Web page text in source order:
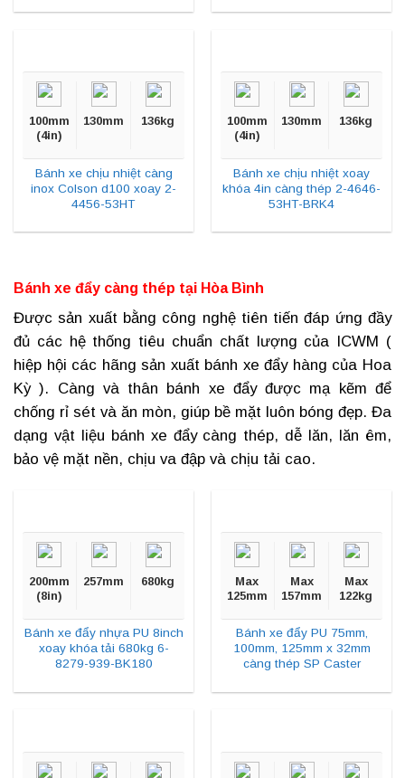
100mm
(4in)
130mm 136kg
Bánh xe chịu nhiệt càng
inox Colson d100 xoay 2-
4456-53HT
100mm
(4in)
130mm 136kg
Bánh xe chịu nhiệt xoay
khóa 4in càng thép 2-4646-
53HT-BRK4
Bánh xe đẩy càng thép tại Hòa Bình
Được sản xuất bằng công nghệ tiên tiến đáp ứng đầy
đủ các hệ thống tiêu chuẩn chất lượng của ICWM (
hiệp hội các hãng sản xuất bánh xe đẩy hàng của Hoa
Kỳ ). Càng và thân bánh xe đẩy được mạ kẽm để
chống rỉ sét và ăn mòn, giúp bề mặt luôn bóng đẹp. Đa
dạng vật liệu bánh xe đẩy càng thép, dễ lăn, lăn êm,
bảo vệ mặt nền, chịu va đập và chịu tải cao.
200mm
(8in)
257mm 680kg
Bánh xe đẩy nhựa PU 8inch
xoay khóa tải 680kg 6-
8279-939-BK180
Max
125mm
Max
157mm
Max
122kg
Bánh xe đẩy PU 75mm,
100mm, 125mm x 32mm
càng thép SP Caster